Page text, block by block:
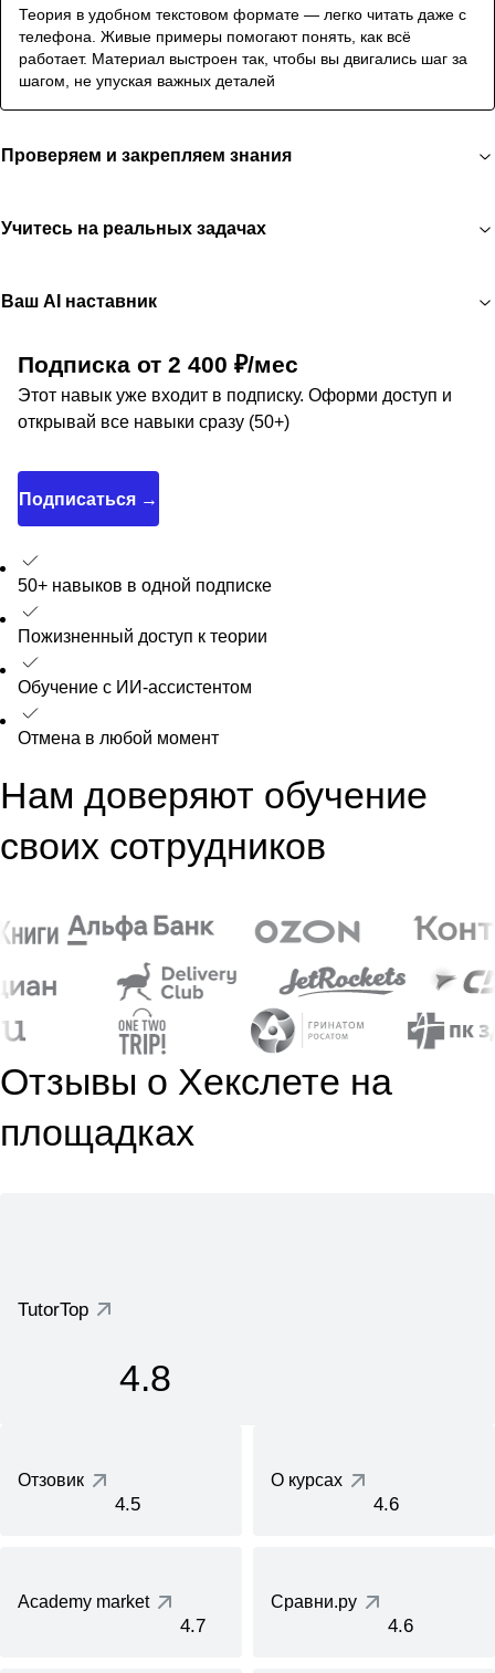
Теория в удобном текстовом формате — легко читать даже с
телефона. Живые примеры помогают понять, как всё
работает. Материал выстроен так, чтобы вы двигались шаг за
шагом, не упуская важных деталей
Проверяем и закрепляем знания
Учитесь на реальных задачах
Ваш AI наставник
Подписка от 2 400 ₽/мес
Этот навык уже входит в подписку. Оформи доступ и
открывай все навыки сразу (50+)
Подписаться →
50+ навыков в одной подписке
Пожизненный доступ к теории
Обучение с ИИ-ассистентом
Отмена в любой момент
Нам доверяют обучение
своих сотрудников
Отзывы о Хекслете на
площадках
TutorTop
4.8
Отзовик
4.5
О курсах
4.6
Academy market
4.7
Сравни.ру
4.6